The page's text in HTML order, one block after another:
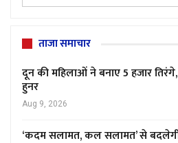
ताजा समाचार
दून की महिलाओं ने बनाए 5 हजार
हुनर
Aug 9, 2026
‘कदम सलामत, कल सलामत’ से